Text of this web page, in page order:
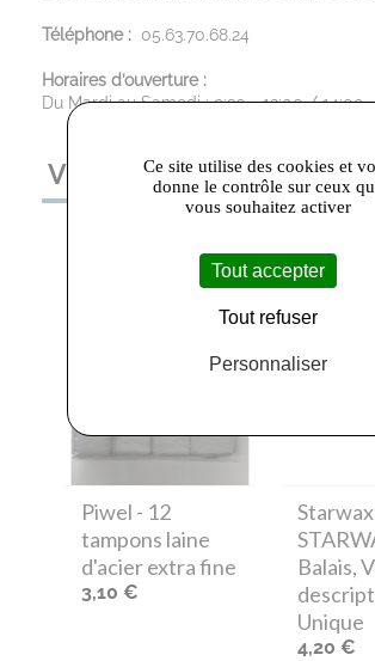
Téléphone : 05.63.70.68.24
Horaires d’ouverture :
Du Mardi au Samedi : 9:30 - 12:00 / 14:00
VOUS AIMEREZ AUSSI
Piwel - 12
tampons laine
d'acier extra fine
3,10 €
Starwax
Balais,
Unique
4,20 €
Ce site utilise des cookies et
donne le contrôle sur ceux
vous souhaitez activer
Tout accepter
Tout refuser
Personnaliser